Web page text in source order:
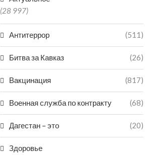
(28 997)
Антитеррор (511)
Битва за Кавказ (26)
Вакцинация (817)
Военная служба по контракту (68)
Дагестан – это (20)
Здоровье